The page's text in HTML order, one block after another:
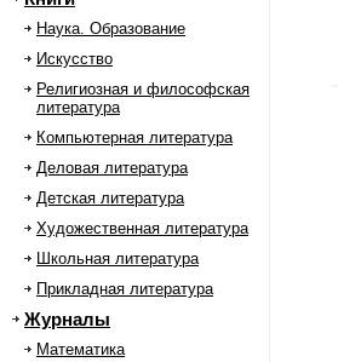
Наука. Образование
Искусство
Религиозная и философская
литература
Компьютерная литература
Деловая литература
Детская литература
Художественная литература
Школьная литература
Прикладная литература
Журналы
Математика